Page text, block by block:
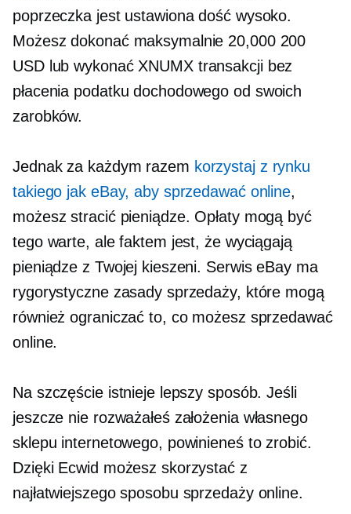
poprzeczka jest ustawiona dość wysoko.
Możesz dokonać maksymalnie 20,000 200
USD lub wykonać XNUMX transakcji bez
płacenia podatku dochodowego od swoich
zarobków.
Jednak za każdym razem korzystaj z rynku
takiego jak eBay, aby sprzedawać online,
możesz stracić pieniądze. Opłaty mogą być
tego warte, ale faktem jest, że wyciągają
pieniądze z Twojej kieszeni. Serwis eBay ma
rygorystyczne zasady sprzedaży, które mogą
również ograniczać to, co możesz sprzedawać
online.
Na szczęście istnieje lepszy sposób. Jeśli
jeszcze nie rozważałeś założenia własnego
sklepu internetowego, powinieneś to zrobić.
Dzięki Ecwid możesz skorzystać z
najłatwiejszego sposobu sprzedaży online.